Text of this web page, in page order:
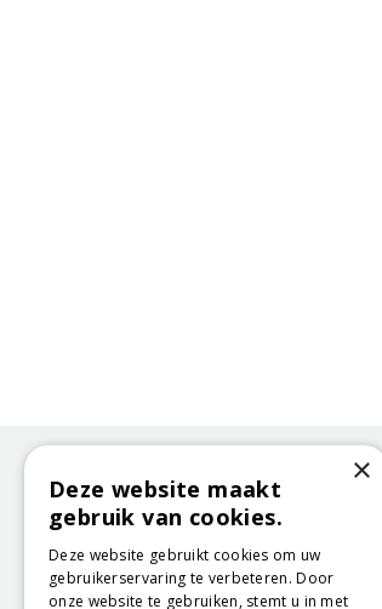
Onze
Ontvang ongeveer 1x
activiteiten!
We slaan uw gegevens
×
Deze website maakt
gebruik van cookies.
Deze website gebruikt cookies om uw
gebruikerservaring te verbeteren. Door
onze website te gebruiken, stemt u in met